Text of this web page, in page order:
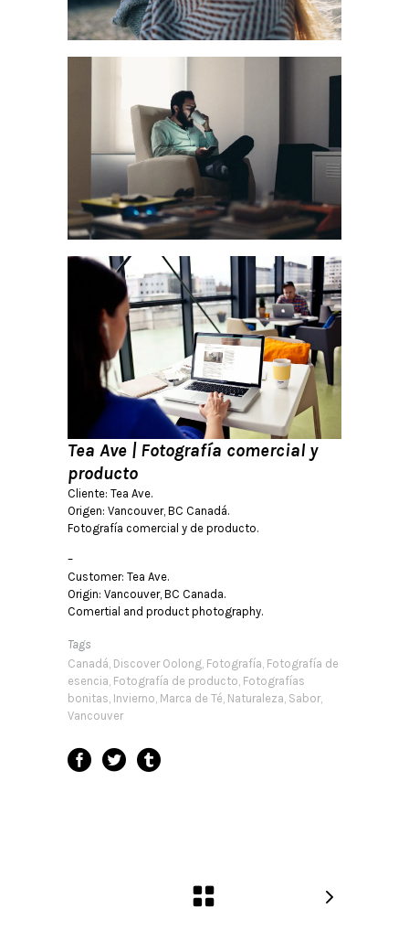
Tea Ave | Fotografía comercial y
producto
Cliente: Tea Ave.
Origen: Vancouver, BC Canadá.
Fotografía comercial y de producto.
–
Customer: Tea Ave.
Origin: Vancouver, BC Canada.
Comertial and product photography.
Tags
Canadá, Discover Oolong, Fotografía, Fotografía de
esencia, Fotografía de producto, Fotografías
bonitas, Invierno, Marca de Té, Naturaleza, Sabor,
Vancouver